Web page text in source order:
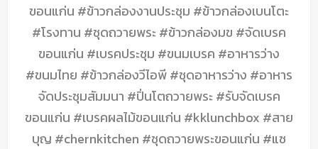
ขอนแก่น #ข้าวกล่องงานประชุม #ข้าวกล่องเบนโตะ
#โรงทาน #ชุดถวายพระ #ข้าวกล่องมข #จัดเบรค
ขอนแก่น #เบรคประชุม #ขนมเบรค #อาหารว่าง
#ขนมไทย #ข้าวกล่องวีไอพี #ชุดอาหารว่าง #อาหาร
จัดประชุมสัมมนา #ปิ่นโตถวายพระ #รับจัดเบรค
ขอนแก่น #เบรคผลไม้ขอนแก่น #kklunchbox #สาย
บุญ #chernkitchen #ชุดถวายพระขอนแก่น #แซ